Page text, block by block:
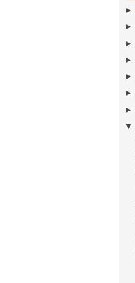
►
►
►
►
►
►
►
▼